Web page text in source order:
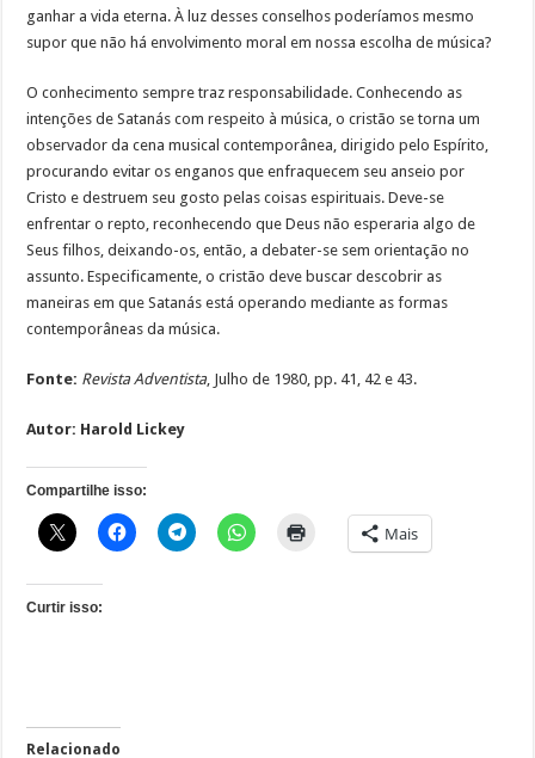
ganhar a vida eterna. À luz desses conselhos poderíamos mesmo
supor que não há envolvimento moral em nossa escolha de música?
O conhecimento sempre traz responsabilidade. Conhecendo as
intenções de Satanás com respeito à música, o cristão se torna um
observador da cena musical contemporânea, dirigido pelo Espírito,
procurando evitar os enganos que enfraquecem seu anseio por
Cristo e destruem seu gosto pelas coisas espirituais. Deve-se
enfrentar o repto, reconhecendo que Deus não esperaria algo de
Seus filhos, deixando-os, então, a debater-se sem orientação no
assunto. Especificamente, o cristão deve buscar descobrir as
maneiras em que Satanás está operando mediante as formas
contemporâneas da música.
Fonte: Revista Adventista, Julho de 1980, pp. 41, 42 e 43.
Autor: Harold Lickey
Compartilhe isso:
Mais
Curtir isso:
Relacionado